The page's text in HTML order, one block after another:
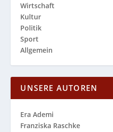
Wirtschaft
Kultur
Politik
Sport
Allgemein
UNSERE AUTOREN
Era Ademi
Franziska Raschke